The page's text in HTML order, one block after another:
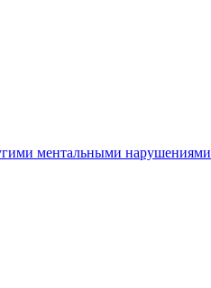
ментальными нарушениями